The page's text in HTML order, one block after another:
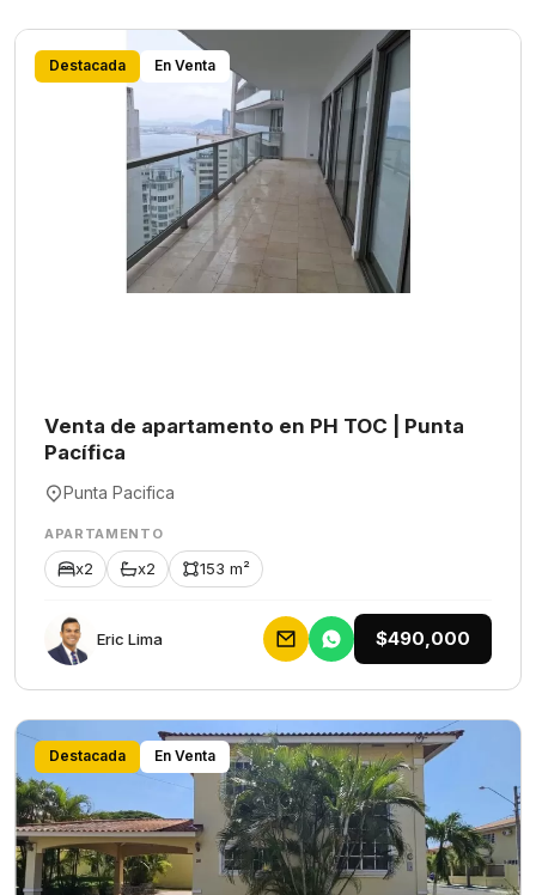
Destacada En Venta
Venta de apartamento en PH TOC | Punta
Pacífica
Punta Pacifica
APARTAMENTO
x2 x2 153 m²
Eric Lima $490,000
Destacada En Venta